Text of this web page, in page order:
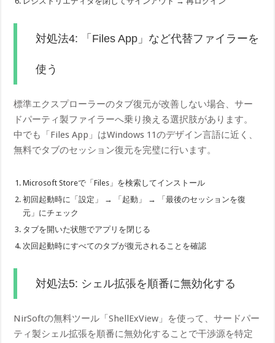
対処法4: 「Files App」など代替ファイラーを
使う
標準エクスプローラーのタブ復元が改善しない場合、サー
ドパーティ製ファイラーへ乗り換える選択肢があります。
中でも「Files App」はWindows 11のデザイン言語に近く、
無料でタブのセッション復元を完璧に行います。
Microsoft Storeで「Files」を検索してインストール
初回起動時に「設定」 → 「起動」 → 「最後のセッションを復
元」にチェック
タブを開いた状態でアプリを閉じる
次回起動時にすべてのタブが復元されることを確認
対処法5: シェル拡張を順番に無効化する
NirSoftの無料ツール「ShellExView」を使って、サードパー
ティ製シェル拡張を順番に無効化することで干渉源を特定